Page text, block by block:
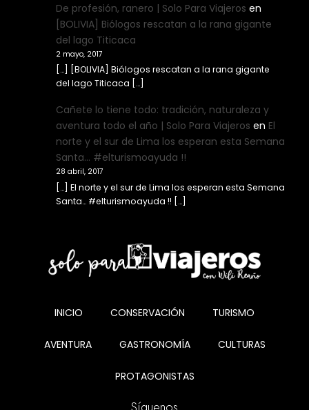
De profesión, ranero | Solo Para Viajeros en
[BOLIVIA] Biólogos rescatan a la rana gigante
del lago Titicaca
2 mayo, 2017
[…] [BOLIVIA] Biólogos rescatan a la rana gigante
del lago Titicaca […]
Cañete lo tiene todo: tradición, naturaleza y
aventura todo el año | Solo Para Viajeros en El
norte y el sur de Lima los esperan esta Semana
Santa… #elturismoayuda !!
28 abril, 2017
[…] El norte y el sur de Lima los esperan esta Semana
Santa… #elturismoayuda !! […]
INICIO CONSERVACIÓN TURISMO
AVENTURA GASTRONOMÍA CULTURAS
PROTAGONISTAS